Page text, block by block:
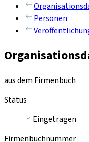
Personen
aus dem Firmenbuch
Status
Eingetragen
Firmenbuchnummer